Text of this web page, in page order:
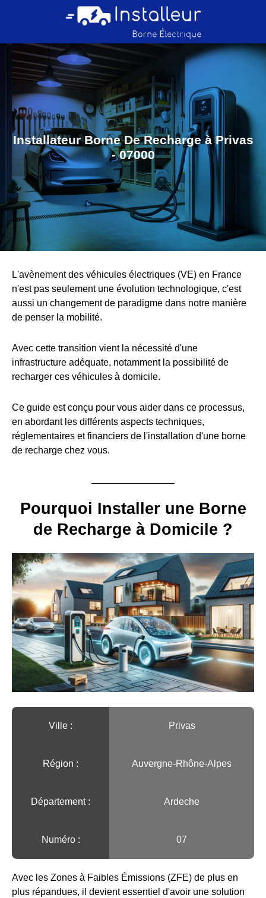
Installateur Borne De Recharge à Privas
- 07000
L'avènement des véhicules électriques (VE) en France
n'est pas seulement une évolution technologique, c'est
aussi un changement de paradigme dans notre manière
de penser la mobilité.
Avec cette transition vient la nécessité d'une
infrastructure adéquate, notamment la possibilité de
recharger ces véhicules à domicile.
Ce guide est conçu pour vous aider dans ce processus,
en abordant les différents aspects techniques,
réglementaires et financiers de l'installation d'une borne
de recharge chez vous.
Pourquoi Installer une Borne
de Recharge à Domicile ?
Ville :️ Privas
Région :️ Auvergne-Rhône-Alpes
Département : Ardeche
Numéro : 07
Avec les Zones à Faibles Émissions (ZFE) de plus en
plus répandues, il devient essentiel d'avoir une solution